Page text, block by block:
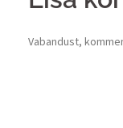
Vabandust,